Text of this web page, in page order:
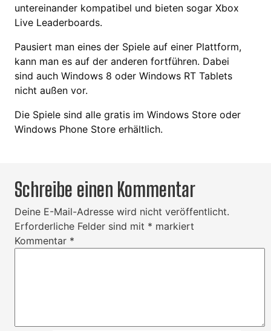
untereinander kompatibel und bieten sogar Xbox
Live Leaderboards.
Pausiert man eines der Spiele auf einer Plattform,
kann man es auf der anderen fortführen. Dabei
sind auch Windows 8 oder Windows RT Tablets
nicht außen vor.
Die Spiele sind alle gratis im Windows Store oder
Windows Phone Store erhältlich.
Schreibe einen Kommentar
Deine E-Mail-Adresse wird nicht veröffentlicht.
Erforderliche Felder sind mit * markiert
Kommentar *